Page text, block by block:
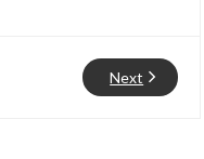
Next